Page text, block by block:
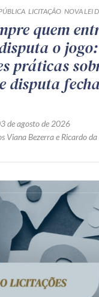
LICITAÇÃO NOVA LEI
quem
o jogo:
práticas
disputa
de agosto de 2026
Viana Bezerrae Ricardo